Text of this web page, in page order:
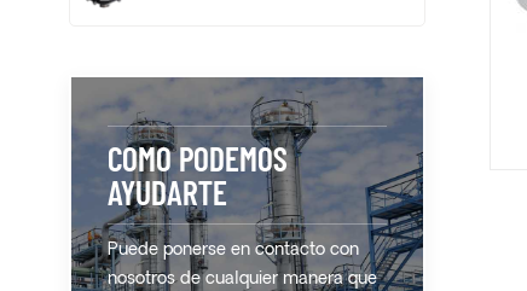
COMO PODEMOS
AYUDARTE
Puede ponerse en contacto con
nosotros de cualquier manera que